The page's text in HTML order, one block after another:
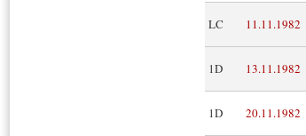
LC 11.11.1982
1D 13.11.1982
1D 20.11.1982